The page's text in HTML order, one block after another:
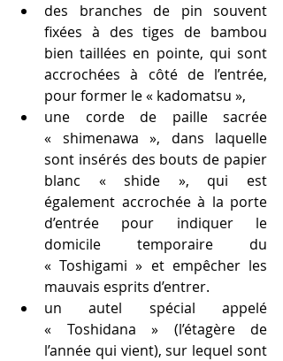
des branches de pin souvent
fixées à des tiges de bambou
bien taillées en pointe, qui sont
accrochées à côté de l’entrée,
pour former le « kadomatsu »,
une corde de paille sacrée
« shimenawa », dans laquelle
sont insérés des bouts de papier
blanc « shide », qui est
également accrochée à la porte
d’entrée pour indiquer le
domicile temporaire du
« Toshigami » et empêcher les
mauvais esprits d’entrer.
un autel spécial appelé
« Toshidana » (l’étagère de
l’année qui vient), sur lequel sont